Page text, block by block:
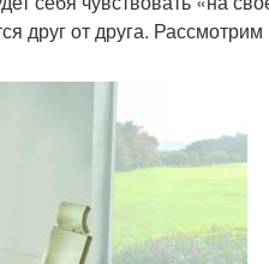
друг от друга.